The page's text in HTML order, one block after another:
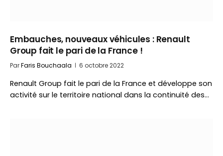
Embauches, nouveaux véhicules : Renault
Group fait le pari de la France !
ParFaris Bouchaala 6 octobre 2022
Renault Group fait le pari de la France et développe son
activité sur le territoire national dans la continuité des…